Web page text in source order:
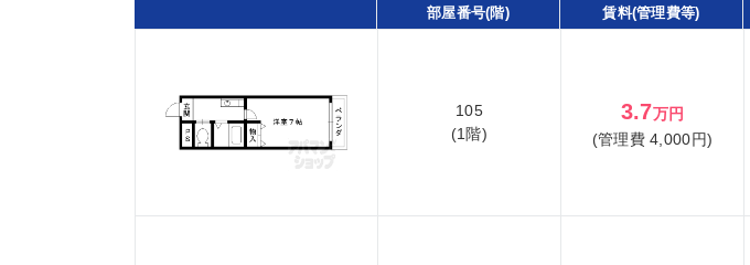
部屋番号(階) 賃料(管理費等)
105
(1階)
3.7万円
(管理費 4,000円)